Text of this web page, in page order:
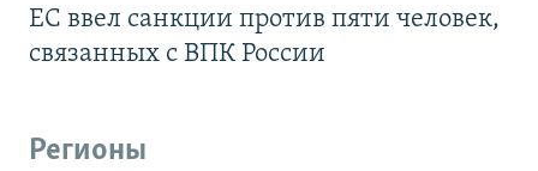
ЕС ввел санкции против пяти человек,
связанных с ВПК России
Регионы